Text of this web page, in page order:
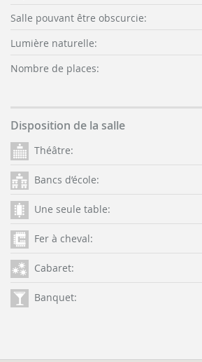
Salle pouvant être obscurcie:
Lumière naturelle:
Nombre de places:
Disposition de la salle
Théâtre:
Bancs d’école:
Une seule table:
Fer à cheval:
Cabaret:
Banquet: